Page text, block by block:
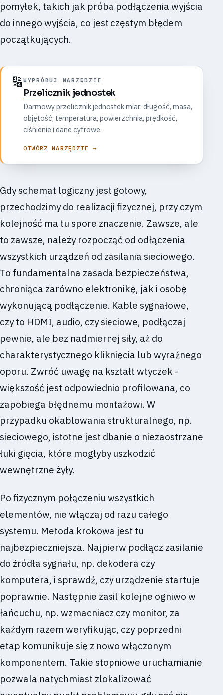
pomyłek, takich jak próba podłączenia wyjścia
do innego wyjścia, co jest częstym błędem
początkujących.
🔢 WYPRÓBUJ NARZĘDZIE
Przelicznik jednostek
Darmowy przelicznik jednostek miar: długość, masa,
objętość, temperatura, powierzchnia, prędkość,
ciśnienie i dane cyfrowe.
OTWÓRZ NARZĘDZIE →
Gdy schemat logiczny jest gotowy,
przechodzimy do realizacji fizycznej, przy czym
kolejność ma tu spore znaczenie. Zawsze, ale
to zawsze, należy rozpocząć od odłączenia
wszystkich urządzeń od zasilania sieciowego.
To fundamentalna zasada bezpieczeństwa,
chroniąca zarówno elektronikę, jak i osobę
wykonującą podłączenie. Kable sygnałowe,
czy to HDMI, audio, czy sieciowe, podłączaj
pewnie, ale bez nadmiernej siły, aż do
charakterystycznego kliknięcia lub wyraźnego
oporu. Zwróć uwagę na kształt wtyczek -
większość jest odpowiednio profilowana, co
zapobiega błędnemu montażowi. W
przypadku okablowania strukturalnego, np.
sieciowego, istotne jest dbanie o niezaostrzane
łuki gięcia, które mogłyby uszkodzić
wewnętrzne żyły.
Po fizycznym połączeniu wszystkich
elementów, nie włączaj od razu całego
systemu. Metoda krokowa jest tu
najbezpieczniejsza. Najpierw podłącz zasilanie
do źródła sygnału, np. dekodera czy
komputera, i sprawdź, czy urządzenie startuje
poprawnie. Następnie zasil kolejne ogniwo w
łańcuchu, np. wzmacniacz czy monitor, za
każdym razem weryfikując, czy poprzedni
etap komunikuje się z nowo włączonym
komponentem. Takie stopniowe uruchamianie
pozwala natychmiast zlokalizować